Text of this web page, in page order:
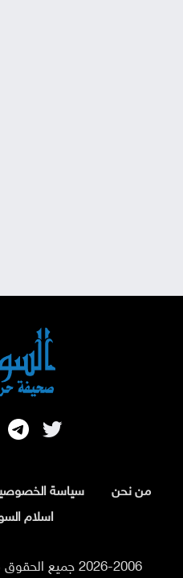
من نحن سياسة
اسلام
2026-2006 جميع الحقوق محفوظة لموقع السوسنة